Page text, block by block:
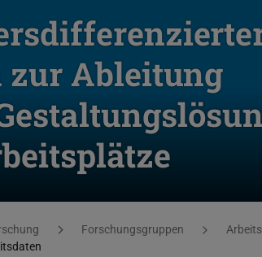
zur Ableitung
Forschungsgruppen